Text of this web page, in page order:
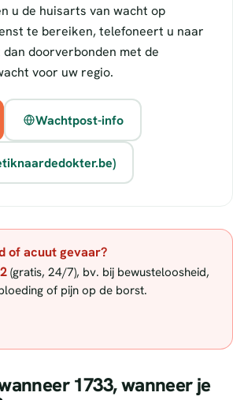
u de huisarts van wacht op
te bereiken, telefoneert u naar
doorverbonden met de
voor uw regio.
Wachtpost-info
of acuut gevaar?
(gratis, 24/7), bv. bij bewusteloosheid,
of pijn op de borst.
1733, wanneer je